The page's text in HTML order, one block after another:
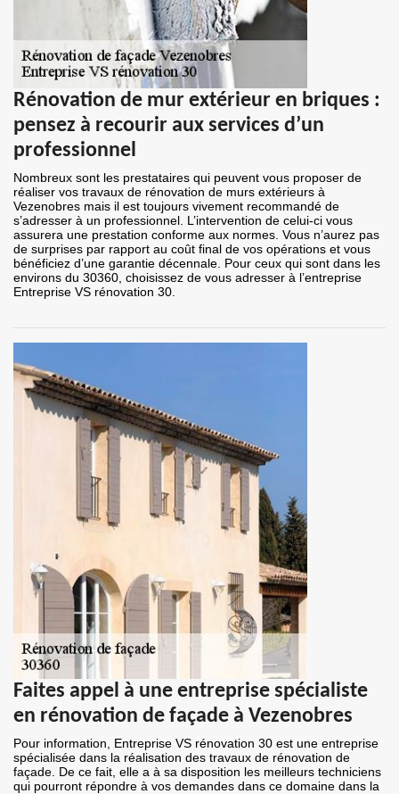
Rénovation de mur extérieur en briques :
pensez à recourir aux services d’un
professionnel
Nombreux sont les prestataires qui peuvent vous proposer de
réaliser vos travaux de rénovation de murs extérieurs à
Vezenobres mais il est toujours vivement recommandé de
s’adresser à un professionnel. L’intervention de celui-ci vous
assurera une prestation conforme aux normes. Vous n’aurez pas
de surprises par rapport au coût final de vos opérations et vous
bénéficiez d’une garantie décennale. Pour ceux qui sont dans les
environs du 30360, choisissez de vous adresser à l’entreprise
Entreprise VS rénovation 30.
Faites appel à une entreprise spécialiste
en rénovation de façade à Vezenobres
Pour information, Entreprise VS rénovation 30 est une entreprise
spécialisée dans la réalisation des travaux de rénovation de
façade. De ce fait, elle a à sa disposition les meilleurs techniciens
qui pourront répondre à vos demandes dans ce domaine dans la